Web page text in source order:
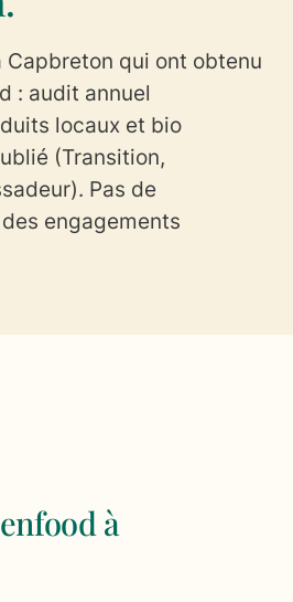
Capbreton qui ont obtenu
: audit annuel
locaux et bio
(Transition,
Pas de
engagements
à